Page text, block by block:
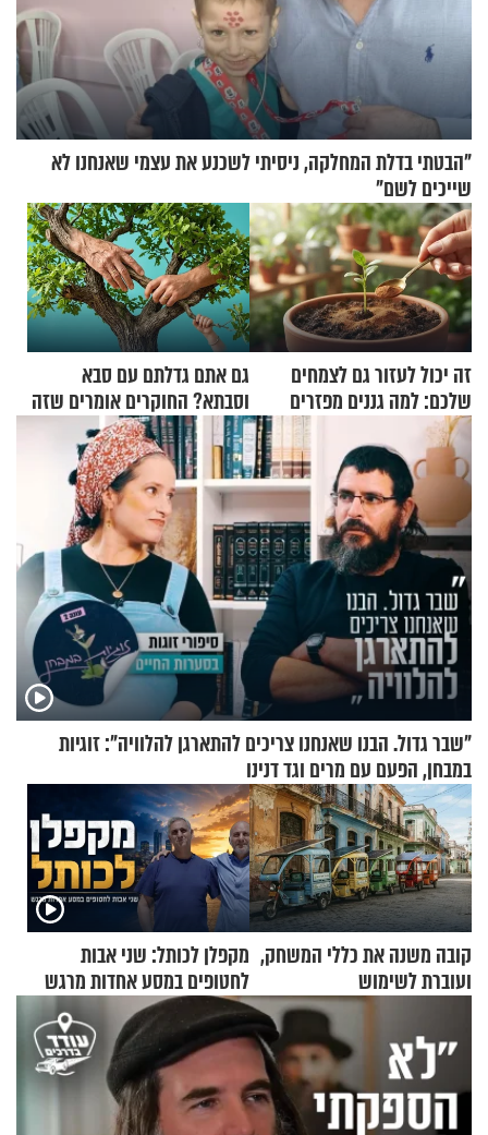
"הבטתי בדלת המחלקה, ניסיתי לשכנע את עצמי שאנחנו לא
שייכים לשם"
זה יכול לעזור גם לצמחים
שלכם: למה גננים מפזרים
קינמון בעציצים?
גם אתם גדלתם עם סבא
וסבתא? החוקרים אומרים שזה
מתכון מנצח
"שבר גדול. הבנו שאנחנו צריכים להתארגן להלוויה": זוגיות
במבחן, הפעם עם מרים וגד דנינו
קובה משנה את כללי המשחק,
ועוברת לשימוש
בתלת־אופנועים סולאריים
מקפלן לכותל: שני אבות
לחטופים במסע אחדות מרגש